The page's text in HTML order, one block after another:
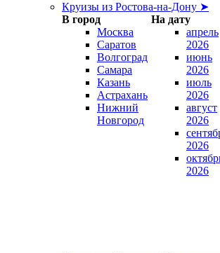
Круизы из Ростова-на-Дону ➤
В город
На дату
Москва
Саратов
Волгоград
Самара
Казань
Астрахань
Нижний
Новгород
апрель
2026
июнь
2026
июль
2026
август
2026
2026
2026